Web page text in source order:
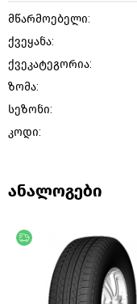
მწარმოებელი:
ქვეყანა:
ქვეკატეგორია:
ზომა:
სეზონი:
კოდი:
ანალოგები
უფასო მიწოდება